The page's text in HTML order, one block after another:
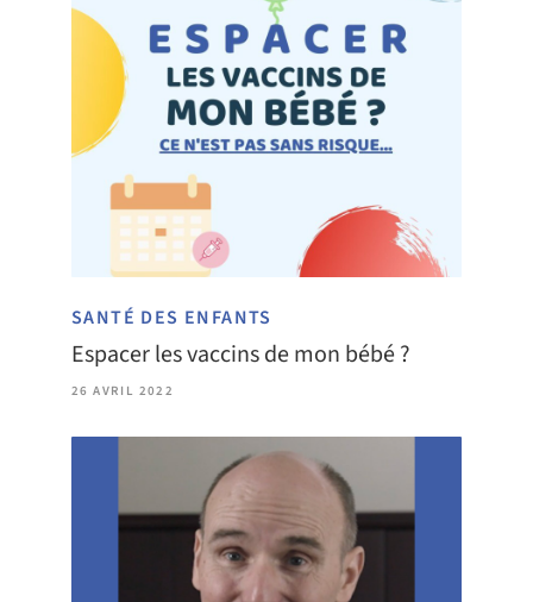
SANTÉ DES ENFANTS
Espacer les vaccins de mon bébé ?
26 AVRIL 2022